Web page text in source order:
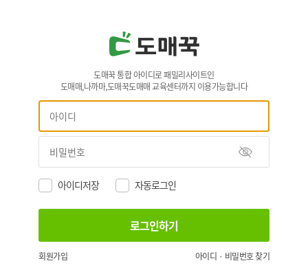
도매꾹 통합 아이디로 패밀리사이트인
도매매,나까마,도매꾹도매매 교육센터까지 이용가능합니다
아이디저장 자동로그인
회원가입 아이디 · 비밀번호 찾기